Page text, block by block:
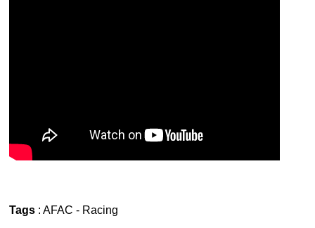
Tags: AFAC - Racing